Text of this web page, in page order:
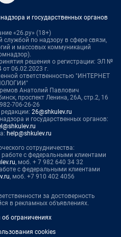
и государственных органов
«26.ру» (18+)
службой по надзору в сфере связи,
и массовых коммуникаций
решения о регистрации: ЭЛ №
06.02.2023 г.
ответственностью "ИНТЕРНЕТ
Анатолий Павлович
проспект Ленина, 26А, стр.2, 16
706-26-26
26@shkulev.ru
и государственных органов:
help@shkulev.ru
сотрудничества:
с федеральными клиентами
, моб. + 7 982 640 34 32
с федеральными клиентами
, моб. +7 910 402 4056
за достоверность
в рекламных объявлениях.
ограничениях
cookies